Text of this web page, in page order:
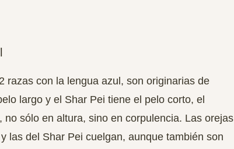
razas con la lengua azul, son originarias de
largo y el Shar Pei tiene el pelo corto, el
sólo en altura, sino en corpulencia. Las orejas
las del Shar Pei cuelgan, aunque también son